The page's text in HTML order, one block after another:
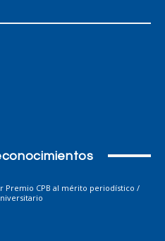
Premio CPB al mérito periodístico /